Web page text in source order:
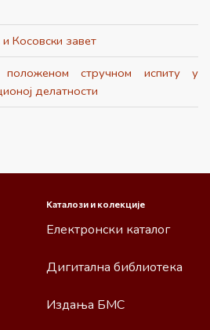
Косовски завет
стручном испиту у
делатности
Каталози и колекције
Електронски каталог
Дигитална библиотека
Издања БМС